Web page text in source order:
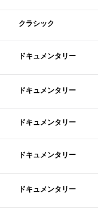
クラシック
ドキュメンタリー
ドキュメンタリー
ドキュメンタリー
ドキュメンタリー
ドキュメンタリー